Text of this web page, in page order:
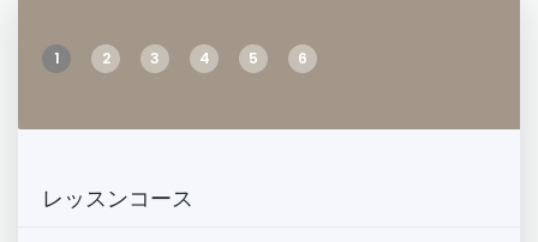
1 2 3 4 5 6
レッスンコース